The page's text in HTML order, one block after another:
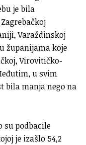
je bila
Varaždinskoj
županijama koje
Virovitičko-
u svim
bila manja nego na
su podbacile
je izašlo 54,2